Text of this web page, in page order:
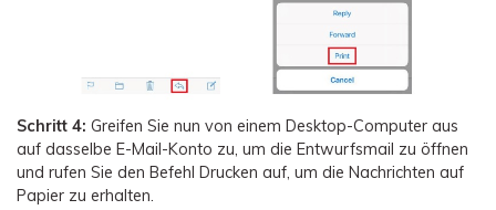
Schritt 4: Greifen Sie nun von einem Desktop-Computer aus
auf dasselbe E-Mail-Konto zu, um die Entwurfsmail zu öffnen
und rufen Sie den Befehl Drucken auf, um die Nachrichten auf
Papier zu erhalten.